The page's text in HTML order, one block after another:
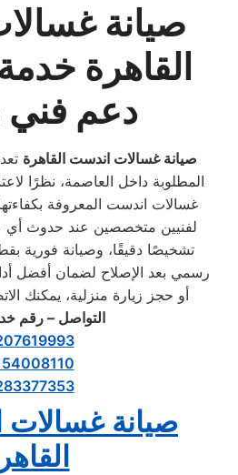
صيانة
القاهرة
دعم فني
صيانة غسالات اندست القاهرة
المطلوبة داخل العاصمة، نظرًا
غسالات اندست المعروفة بكفاءتها
لفنيين متخصصين عند حدوث أي
تشخيصًا دقيقًا، وصيانة فورية
رسمي بعد الإصلاح لضمان أفضل
أو حجز زيارة منزلية، يمكنك
التواصل – رقم
صيانة